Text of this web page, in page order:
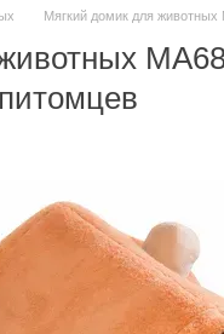
Мягкий домик для животных